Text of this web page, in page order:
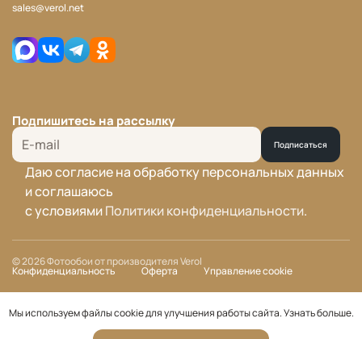
sales@verol.net
Подпишитесь на рассылку
Подписаться
Даю согласие на обработку персональных данных
и соглашаюсь
с условиямиПолитики конфиденциальности.
© 2026 Фотообои от производителя Verol
Конфиденциальность Оферта Управление cookie
Мы используем файлы cookie для улучшения работы сайта.Узнать больше.